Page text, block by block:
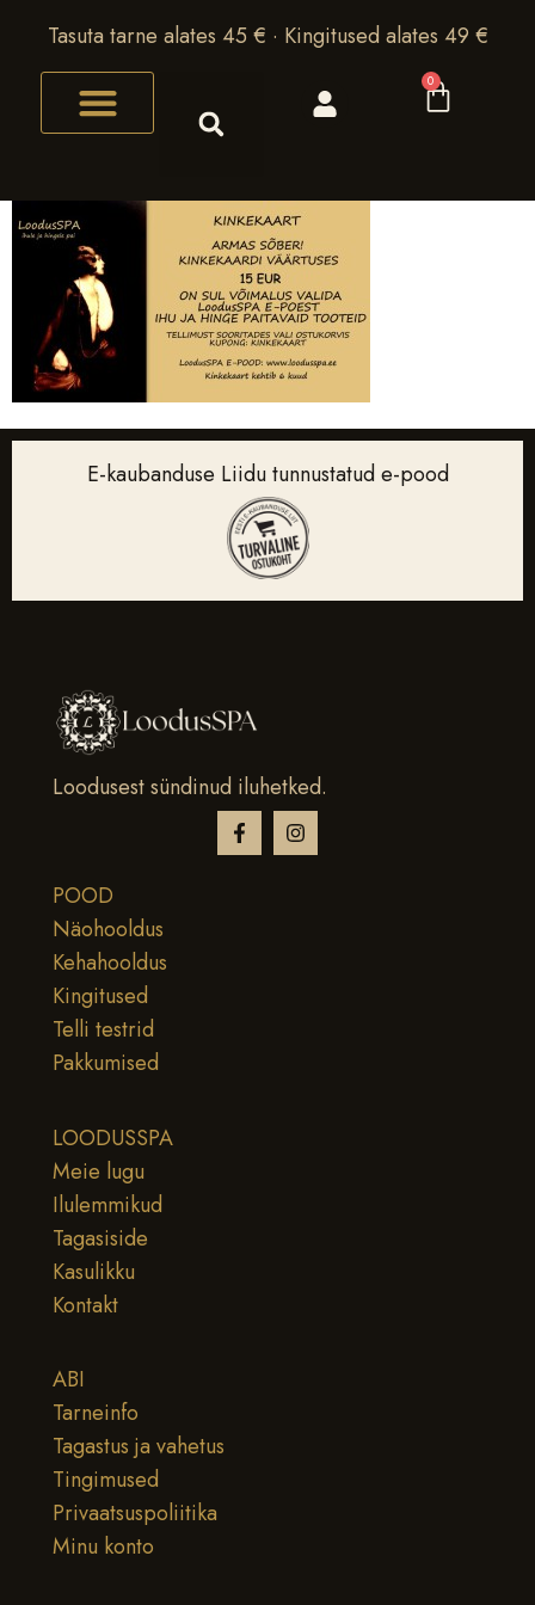
Tasuta tarne alates 45 € · Kingitused alates 49 €
0
E-kaubanduse Liidu tunnustatud e-pood
Loodusest sündinud iluhetked.
POOD
Näohooldus
Kehahooldus
Kingitused
Telli testrid
Pakkumised
LOODUSSPA
Meie lugu
Ilulemmikud
Tagasiside
Kasulikku
Kontakt
ABI
Tarneinfo
Tagastus ja vahetus
Tingimused
Privaatsuspoliitika
Minu konto